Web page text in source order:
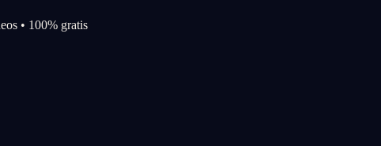
• 100% gratis